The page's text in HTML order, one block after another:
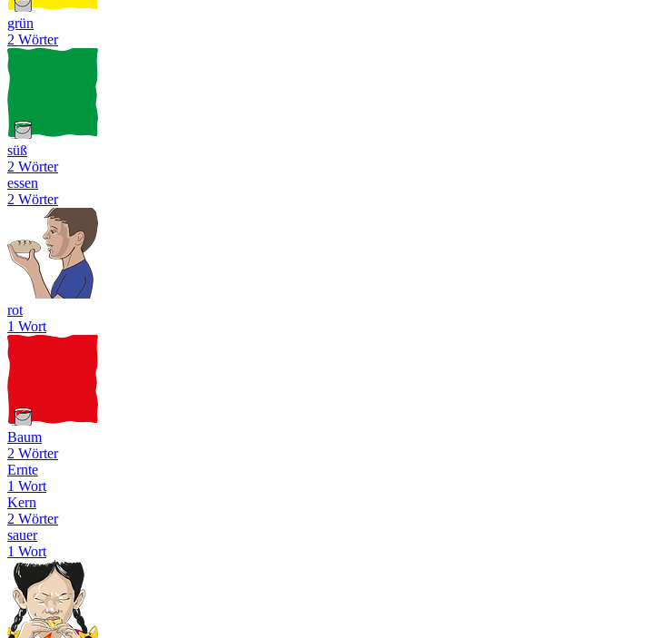
grün
2 Wörter
süß
2 Wörter
essen
2 Wörter
rot
1 Wort
Baum
2 Wörter
Ernte
1 Wort
Kern
2 Wörter
sauer
1 Wort